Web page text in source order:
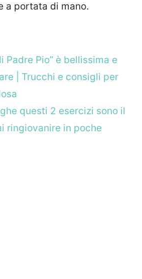
a portata di mano.
Padre Pio” è bellissima e
| Trucchi e consigli per
questi 2 esercizi sono il
ringiovanire in poche